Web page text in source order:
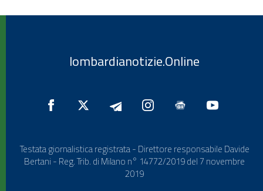
lombardianotizie.Online
Testata giornalistica registrata - Direttore responsabile Davide
Bertani - Reg. Trib. di Milano n° 14772/2019 del 7 novembre
2019